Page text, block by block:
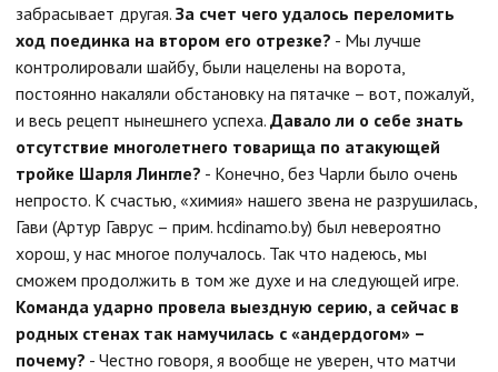
забрасывает другая. За счет чего удалось переломить
ход поединка на втором его отрезке? - Мы лучше
контролировали шайбу, были нацелены на ворота,
постоянно накаляли обстановку на пятачке – вот, пожалуй,
и весь рецепт нынешнего успеха. Давало ли о себе знать
отсутствие многолетнего товарища по атакующей
тройке Шарля Лингле? - Конечно, без Чарли было очень
непросто. К счастью, «химия» нашего звена не разрушилась,
Гави (Артур Гаврус – прим. hcdinamo.by) был невероятно
хорош, у нас многое получалось. Так что надеюсь, мы
сможем продолжить в том же духе и на следующей игре.
Команда ударно провела выездную серию, а сейчас в
родных стенах так намучилась с «андердогом» –
почему? - Честно говоря, я вообще не уверен, что матчи